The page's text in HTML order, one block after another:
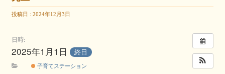
投稿日 : 2024年12月3日
日時:
2025年1月1日 終日
子育てステーション